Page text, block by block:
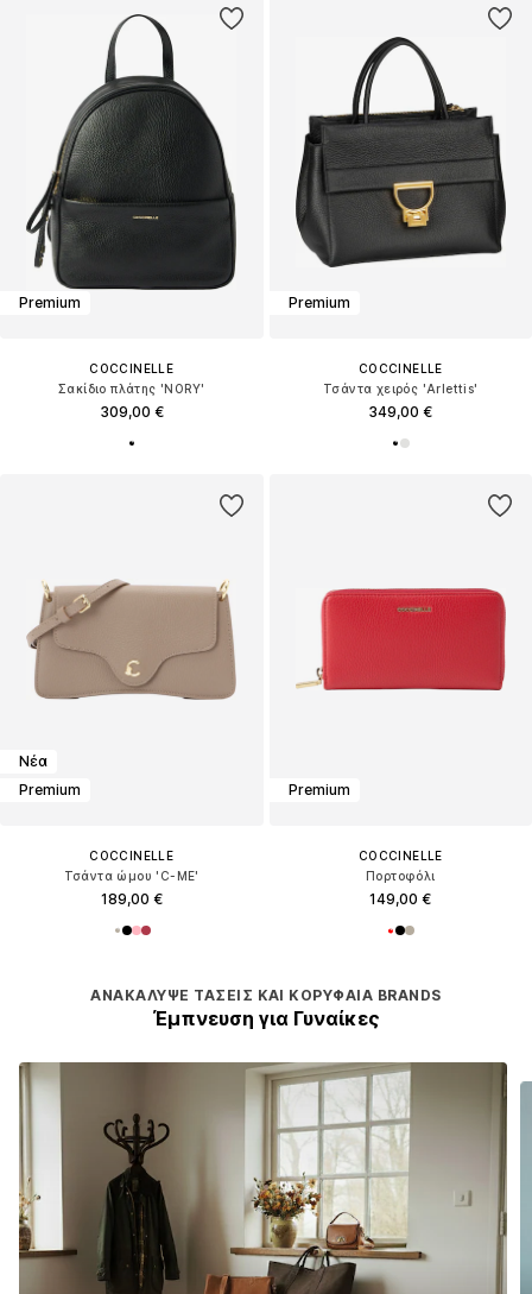
Premium
COCCINELLE
Σακίδιο πλάτης 'NORY'
309,00 €
Premium
COCCINELLE
Τσάντα χειρός 'Arlettis'
349,00 €
Νέα
Premium
COCCINELLE
Τσάντα ώμου 'C-ME'
189,00 €
ΑΝΑΚΆΛΥΨΕ ΤΆΣΕΙΣ ΚΑΙ ΚΟΡΥΦΑΊΑ BRANDS
Έμπνευση για Γυναίκες
Premium
COCCINELLE
Πορτοφόλι
149,00 €